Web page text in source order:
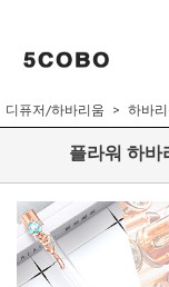
디퓨저/하바리움 하바
플라워 하